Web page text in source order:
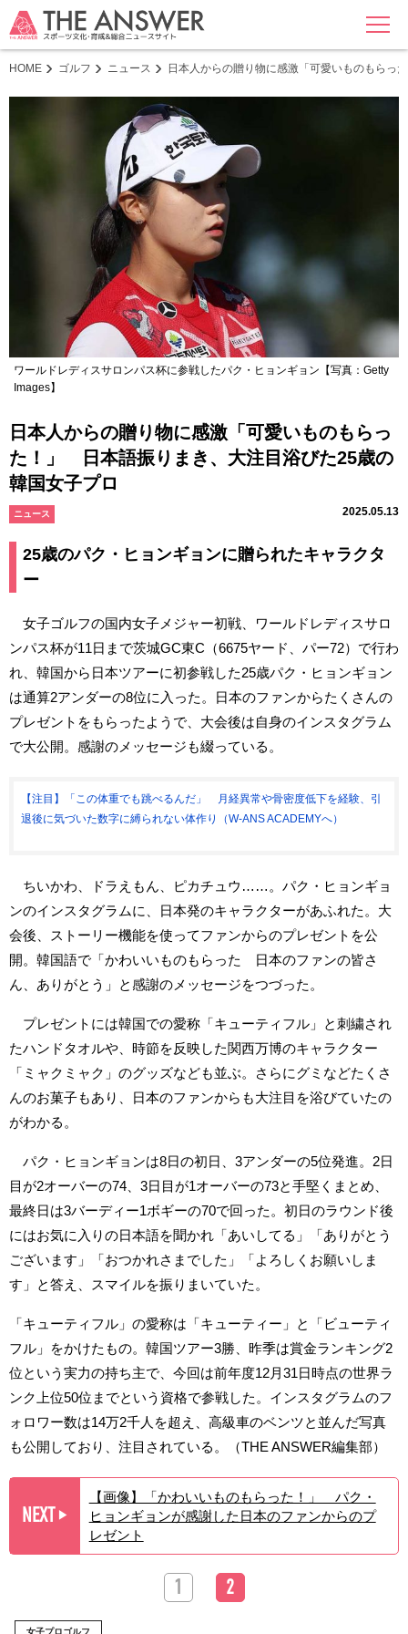
MENU
HOME ゴルフ ニュース 日本人からの贈り物に感激「可愛いものもら
ワールドレディスサロンパス杯に参戦したパク・ヒョンギョン【写真：Getty
Images】
日本人からの贈り物に感激「可愛いものもらっ
た！」 日本語振りまき、大注目浴びた25歳の
韓国女子プロ
ニュース 2025.05.13
25歳のパク・ヒョンギョンに贈られたキャラクタ
ー
女子ゴルフの国内女子メジャー初戦、ワールドレディスサロ
ンパス杯が11日まで茨城GC東C（6675ヤード、パー72）で行わ
れ、韓国から日本ツアーに初参戦した25歳パク・ヒョンギョン
は通算2アンダーの8位に入った。日本のファンからたくさんの
プレゼントをもらったようで、大会後は自身のインスタグラム
で大公開。感謝のメッセージも綴っている。
【注目】「この体重でも跳べるんだ」 月経異常や骨密度低下を経験、引
退後に気づいた数字に縛られない体作り（W-ANS ACADEMYへ）
ちいかわ、ドラえもん、ピカチュウ……。パク・ヒョンギョ
ンのインスタグラムに、日本発のキャラクターがあふれた。大
会後、ストーリー機能を使ってファンからのプレゼントを公
開。韓国語で「かわいいものもらった 日本のファンの皆さ
ん、ありがとう」と感謝のメッセージをつづった。
プレゼントには韓国での愛称「キューティフル」と刺繍され
たハンドタオルや、時節を反映した関西万博のキャラクター
「ミャクミャク」のグッズなども並ぶ。さらにグミなどたくさ
んのお菓子もあり、日本のファンからも大注目を浴びていたの
がわかる。
パク・ヒョンギョンは8日の初日、3アンダーの5位発進。2日
目が2オーバーの74、3日目が1オーバーの73と手堅くまとめ、
最終日は3バーディー1ボギーの70で回った。初日のラウンド後
にはお気に入りの日本語を聞かれ「あいしてる」「ありがとう
ございます」「おつかれさまでした」「よろしくお願いしま
す」と答え、スマイルを振りまいていた。
「キューティフル」の愛称は「キューティー」と「ビューティ
フル」をかけたもの。韓国ツアー3勝、昨季は賞金ランキング2
位という実力の持ち主で、今回は前年度12月31日時点の世界ラ
ンク上位50位までという資格で参戦した。インスタグラムのフ
ォロワー数は14万2千人を超え、高級車のベンツと並んだ写真
も公開しており、注目されている。（THE ANSWER編集部）
NEXT ▶︎
【画像】「かわいいものもらった！」 パク・
ヒョンギョンが感謝した日本のファンからのプ
レゼント
1 2
女子プロゴルフ